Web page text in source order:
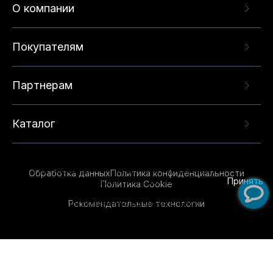
О компании
Покупателям
Партнерам
Каталог
Обработка данныхПолитика конфиденциальности
Политика Cookie
Рекомендательные технологии
опыта на нашем сайте. Продолжая использовать
данный сайт, вы соглашаетесь с использованием
технологий. Для получения дополнительной
Принять